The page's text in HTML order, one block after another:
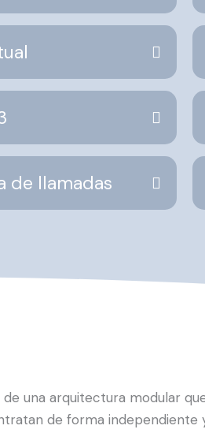
de llamadas
una arquitectura modular
de forma independiente